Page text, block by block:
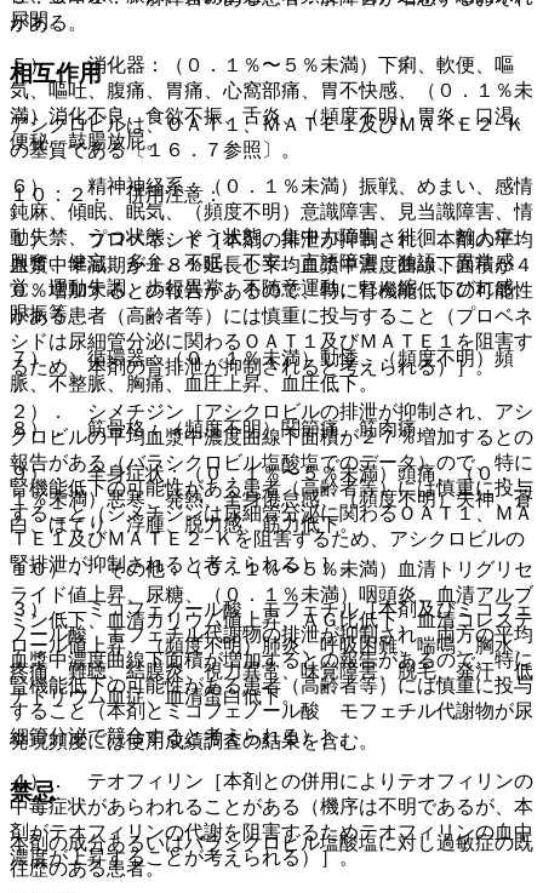
がある。
相互作用
アシクロビルは、ＯＡＴ１、ＭＡＴＥ１及びＭＡＴＥ２−Ｋ
の基質である〔１６．７参照〕。
１０．２． 併用注意：
１）． プロベネシド［本剤の排泄が抑制され、本剤の平均
血漿中半減期が１８％延長し平均血漿中濃度曲線下面積が４
０％増加するとの報告があるので、特に腎機能低下の可能性
がある患者（高齢者等）には慎重に投与すること（プロベネ
シドは尿細管分泌に関わるＯＡＴ１及びＭＡＴＥ１を阻害す
るため、本剤の腎排泄が抑制されると考えられる）］。
２）． シメチジン［アシクロビルの排泄が抑制され、アシ
クロビルの平均血漿中濃度曲線下面積が２７％増加するとの
報告がある（バラシクロビル塩酸塩でのデータ）ので、特に
腎機能低下の可能性がある患者（高齢者等）には慎重に投与
すること（シメチジンは尿細管分泌に関わるＯＡＴ１、ＭＡ
ＴＥ１及びＭＡＴＥ２−Ｋを阻害するため、アシクロビルの
腎排泄が抑制されると考えられる）］。
３）． ミコフェノール酸 モフェチル［本剤及びミコフェ
ノール酸 モフェチル代謝物の排泄が抑制され、両方の平均
血漿中濃度曲線下面積が増加するとの報告があるので、特に
腎機能低下の可能性がある患者（高齢者等）には慎重に投与
すること（本剤とミコフェノール酸 モフェチル代謝物が尿
細管分泌で競合すると考えられる）］。
４）． テオフィリン［本剤との併用によりテオフィリンの
中毒症状があらわれることがある（機序は不明であるが、本
剤がテオフィリンの代謝を阻害するためテオフィリンの血中
濃度が上昇することが考えられる）］。
尿閉。
５）． 消化器：（０．１％〜５％未満）下痢、軟便、嘔
気、嘔吐、腹痛、胃痛、心窩部痛、胃不快感、（０．１％未
満）消化不良、食欲不振、舌炎、（頻度不明）胃炎、口渇、
便秘、鼓腸放屁。
６）． 精神神経系：（０．１％未満）振戦、めまい、感情
鈍麻、傾眠、眠気、（頻度不明）意識障害、見当識障害、情
動失禁、うつ状態、そう状態、集中力障害、徘徊、離人症、
興奮、健忘、多弁、不眠、不安、言語障害、独語、異常感
覚、運動失調、歩行異常、不随意運動、れん縮、しびれ感、
眼振等。
７）． 循環器：（０．１％未満）動悸、（頻度不明）頻
脈、不整脈、胸痛、血圧上昇、血圧低下。
８）． 筋骨格：（頻度不明）関節痛、筋肉痛。
９）． 全身症状：（０．１％〜５％未満）頭痛、（０．
１％未満）悪寒、発熱、全身倦怠感、（頻度不明）失神、蒼
白、ほてり、浮腫、脱力感、筋力低下。
１０）． その他：（０．１％〜５％未満）血清トリグリセ
ライド値上昇、尿糖、（０．１％未満）咽頭炎、血清アルブ
ミン低下、血清カリウム値上昇、ＡＧ比低下、血清コレステ
ロール値上昇、（頻度不明）肺炎、呼吸困難、喘鳴、胸水、
疼痛、難聴、結膜炎、視力異常、味覚障害、脱毛、発汗、低
ナトリウム血症、血清蛋白低下。
発現頻度には使用成績調査の結果を含む。
禁忌
本剤の成分あるいはバラシクロビル塩酸塩に対し過敏症の既
往歴のある患者。